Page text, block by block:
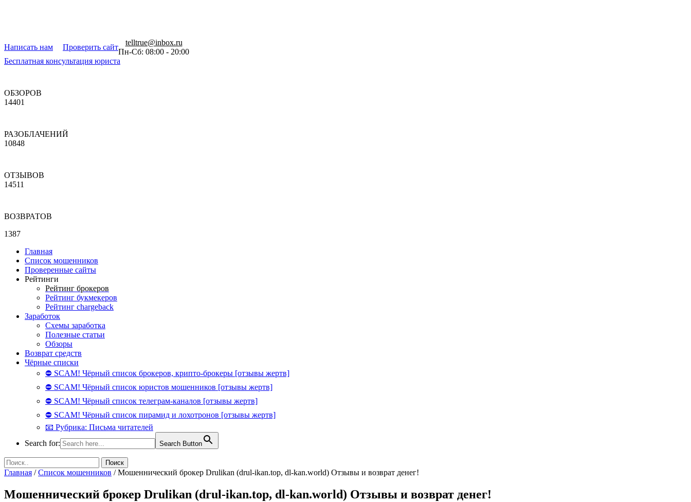
Написать нам Проверить сайт
telltrue@inbox.ru
Пн-Сб: 08:00 - 20:00
Бесплатная консультация юриста
ОБЗОРОВ
14401
РАЗОБЛАЧЕНИЙ
10848
ОТЗЫВОВ
14511
ВОЗВРАТОВ
1387
Главная
Список мошенников
Проверенные сайты
Рейтинги
Рейтинг брокеров
Рейтинг букмекеров
Рейтинг chargeback
Заработок
Схемы заработка
Полезные статьи
Обзоры
Возврат средств
Чёрные списки
⛔ SCAM! Чёрный список брокеров, крипто-брокеры [отзывы жертв]
⛔ SCAM! Чёрный список юристов мошенников [отзывы жертв]
⛔ SCAM! Чёрный список телеграм-каналов [отзывы жертв]
⛔ SCAM! Чёрный список пирамид и лохотронов [отзывы жертв]
📧 Рубрика: Письма читателей
Search for:
Search Button
Главная /Список мошенников /Мошеннический брокер Drulikan (drul-ikan.top, dl-kan.world) Отзывы и возврат денег!
Мошеннический брокер Drulikan (drul-ikan.top, dl-kan.world) Отзывы и возврат денег!